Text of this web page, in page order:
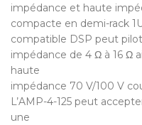
impédance et haute
compacte en demi-rack
compatible DSP peut
impédance de 4 Ω à 16 Ω
haute
impédance 70 V/100 V
L’AMP-4-125 peut
une